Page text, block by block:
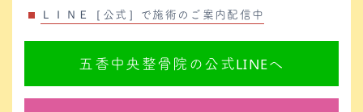
ＬＩＮＥ［公式］で施術のご案内配信中
五香中央整骨院の公式LINEへ